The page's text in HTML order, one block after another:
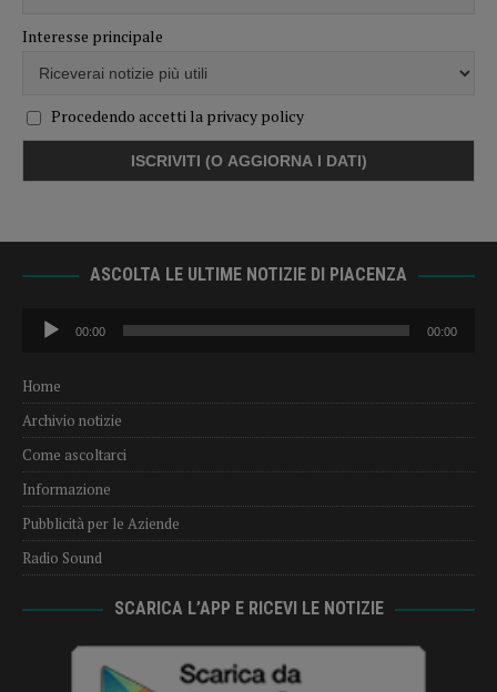
Interesse principale
Procedendo accetti la privacy policy
ASCOLTA LE ULTIME NOTIZIE DI PIACENZA
Audio
Player
00:00 00:00
Home
Archivio notizie
Come ascoltarci
Informazione
Pubblicità per le Aziende
Radio Sound
SCARICA L’APP E RICEVI LE NOTIZIE